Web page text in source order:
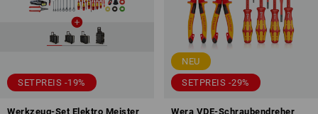
SETPREIS -19%
Werkzeug-Set Elektro Meister
NEU
SETPREIS -29%
Wera VDE-Schraubendreher